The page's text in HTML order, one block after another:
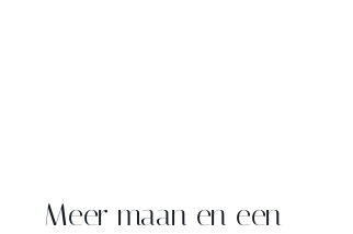
Meer maan en een